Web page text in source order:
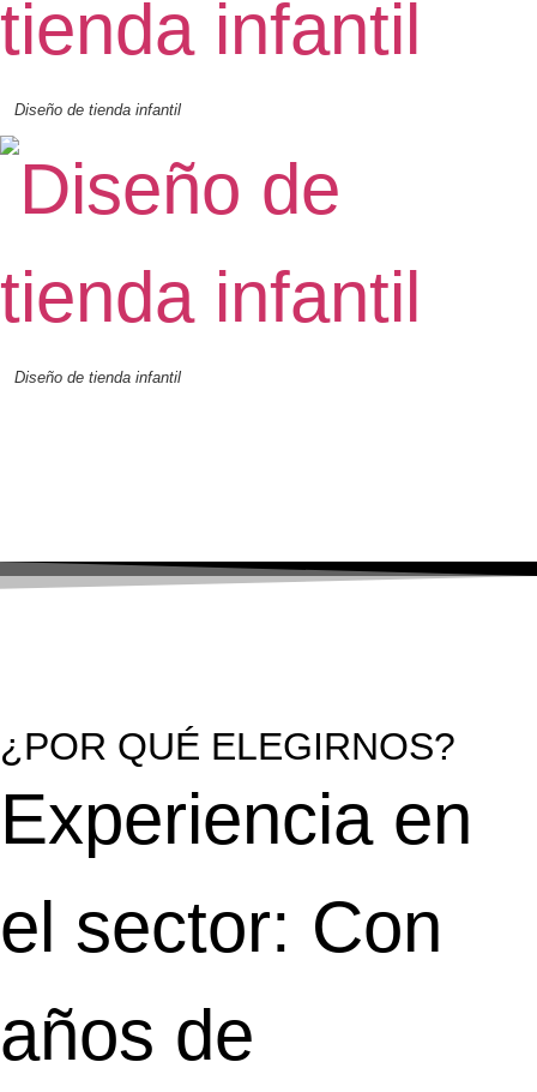
Diseño de tienda infantil
Diseño de tienda infantil
¿POR QUÉ ELEGIRNOS?
Experiencia en
el sector: Con
años de